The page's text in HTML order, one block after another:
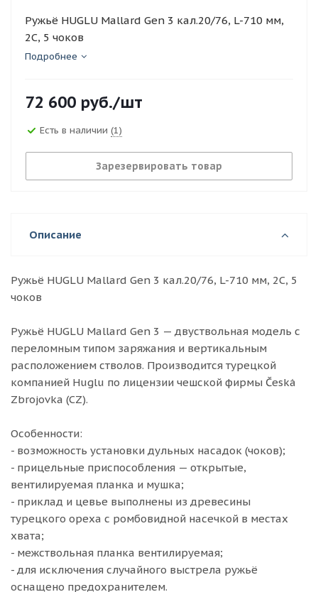
Ружьё HUGLU Mallard Gen 3 кал.20/76, L-710 мм,
2С, 5 чоков
Подробнее
72 600 руб./шт
Есть в наличии (1)
Зарезервировать товар
Описание
Ружьё HUGLU Mallard Gen 3 кал.20/76, L-710 мм, 2С, 5
чоков
Ружьё HUGLU Mallard Gen 3 — двуствольная модель с
переломным типом заряжания и вертикальным
расположением стволов. Производится турецкой
компанией Huglu по лицензии чешской фирмы Česká
Zbrojovka (CZ).
Особенности:
- возможность установки дульных насадок (чоков);
- прицельные приспособления — открытые,
вентилируемая планка и мушка;
- приклад и цевье выполнены из древесины
турецкого ореха с ромбовидной насечкой в местах
хвата;
- межствольная планка вентилируемая;
- для исключения случайного выстрела ружьё
оснащено предохранителем.